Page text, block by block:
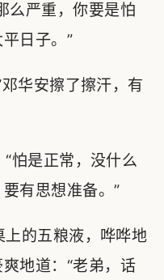
么严重，你要是怕
日子。”
华安擦了擦汗，有
怕是正常，没什么
有思想准备。”
的五粮液，哗哗地
地道：“老弟，话